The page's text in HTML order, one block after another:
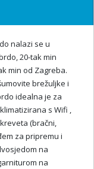
nalazi se u
20-tak min
min od Zagreba.
brežuljke i
idealna je za
s Wifi ,
(bračni,
za pripremu i
na
na